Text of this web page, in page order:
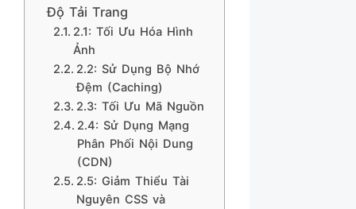
Độ Tải Trang
2.1: Tối Ưu Hóa Hình
Ảnh
2.2: Sử Dụng Bộ Nhớ
Đệm (Caching)
2.3: Tối Ưu Mã Nguồn
2.4: Sử Dụng Mạng
Phân Phối Nội Dung
(CDN)
2.5: Giảm Thiểu Tài
Nguyên CSS và